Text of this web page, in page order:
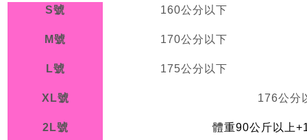
S號 160公分以下
M號 170公分以下
L號 175公分以下
XL號 176公分
2L號 體重90公斤以上